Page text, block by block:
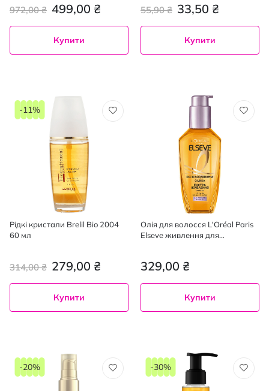
499,00 ₴
972,00 ₴
Купити
33,50 ₴
55,90 ₴
Купити
Рідкі кристали Brelil Bio 2004
60 мл
279,00 ₴
314,00 ₴
-11%
Купити
Олія для волосся L'Oréal Paris
Elseve живлення для
329,00 ₴
Купити
-20% -30%